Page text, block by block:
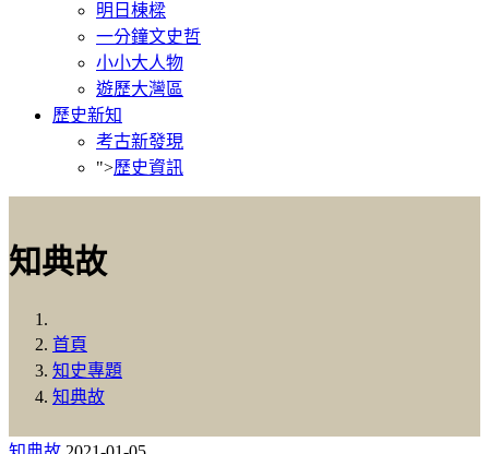
明日棟樑
一分鐘文史哲
小小大人物
遊歷大灣區
歷史新知
考古新發現
">歷史資訊
知典故
首頁
知史專題
知典故